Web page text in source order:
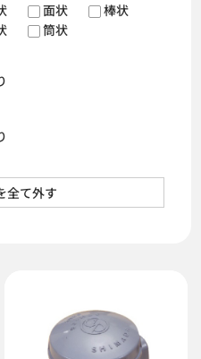
面状
棒状
筒状
全て外す